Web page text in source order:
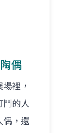
偶
裡，
的人
偶，還